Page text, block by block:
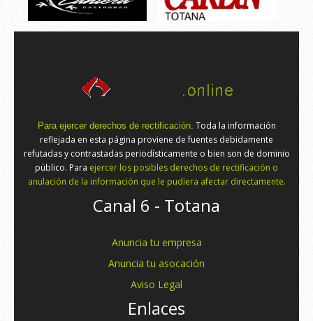
Para ejercer derechos de rectificación. Toda la información
reflejada en esta página proviene de fuentes debidamente
refutadas y contrastadas periodísticamente o bien son de dominio
público. Para ejercer los posibles derechos de rectificación o
anulación de la información que le pudiera afectar directamente.
Canal 6 - Totana
Anuncia tu empresa
Anuncia tu asocación
Aviso Legal
Enlaces